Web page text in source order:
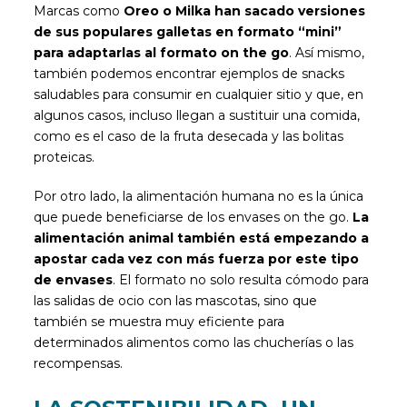
Marcas como Oreo o Milka han sacado versiones
de sus populares galletas en formato “mini”
para adaptarlas al formato on the go. Así mismo,
también podemos encontrar ejemplos de snacks
saludables para consumir en cualquier sitio y que, en
algunos casos, incluso llegan a sustituir una comida,
como es el caso de la fruta desecada y las bolitas
proteicas.
Por otro lado, la alimentación humana no es la única
que puede beneficiarse de los envases on the go. La
alimentación animal también está empezando a
apostar cada vez con más fuerza por este tipo
de envases. El formato no solo resulta cómodo para
las salidas de ocio con las mascotas, sino que
también se muestra muy eficiente para
determinados alimentos como las chucherías o las
recompensas.